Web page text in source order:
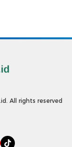
All rights reserved